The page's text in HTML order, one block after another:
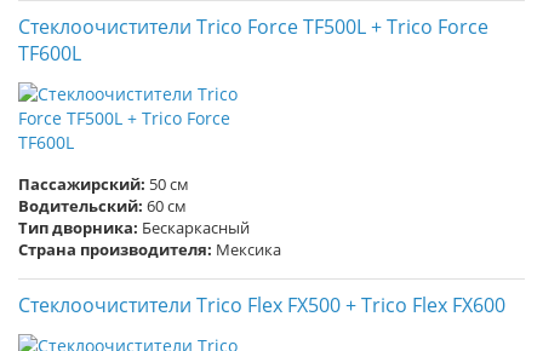
Стеклоочистители Trico Force TF500L + Trico Force
TF600L
Пассажирский: 50 см
Водительский: 60 см
Тип дворника: Бескаркасный
Страна производителя: Мексика
Стеклоочистители Trico Flex FX500 + Trico Flex FX600